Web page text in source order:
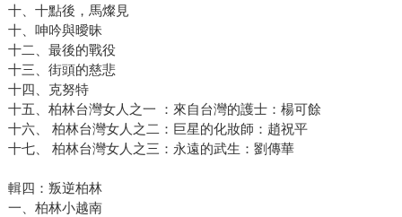
十、十點後，馬燦見
十、呻吟與曖昧
十二、最後的戰役
十三、街頭的慈悲
十四、克努特
十五、柏林台灣女人之一 ：來自台灣的護士：楊可餘
十六、 柏林台灣女人之二：巨星的化妝師：趙祝平
十七、 柏林台灣女人之三：永遠的武生：劉傳華
輯四：叛逆柏林
一、柏林小越南